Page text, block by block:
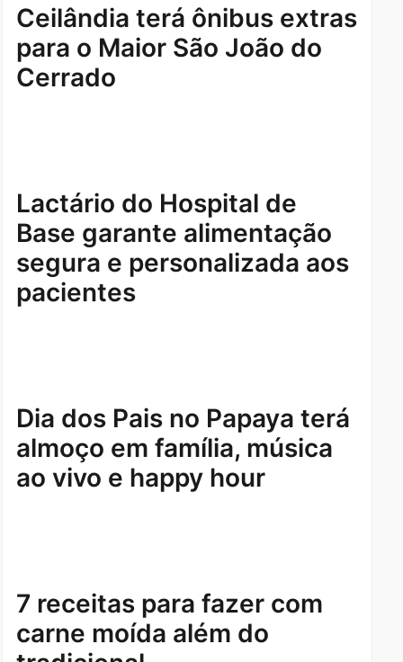
Ceilândia terá ônibus extras
para o Maior São João do
Cerrado
Lactário do Hospital de
Base garante alimentação
segura e personalizada aos
pacientes
Dia dos Pais no Papaya terá
almoço em família, música
ao vivo e happy hour
7 receitas para fazer com
carne moída além do